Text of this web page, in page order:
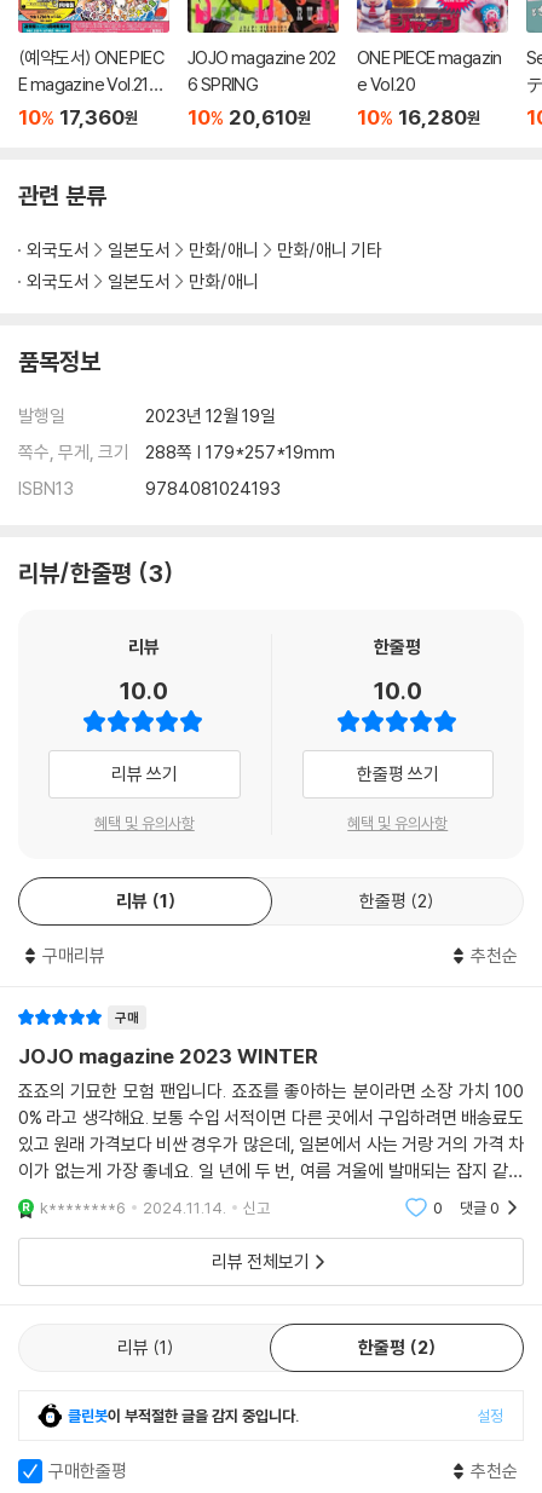
(예약도서) ONE PIEC
E magazine Vol.21
(출판사 사정으로 12월
10% 17,360원
JOJO magazine 202
6 SPRING
10% 20,610원
ONE PIECE magazin
e Vol.20
10% 16,280원
관련 분류
외국도서 일본도서 만화/애니
만화/애니 기타
외국도서
일본도서 만화/애니
품목정보
발행일
2023년 12월 19일
쪽수, 무게, 크기
288쪽 | 179*257*19mm
ISBN13
9784081024193
리뷰/한줄평 3
리뷰
10.0
리뷰 쓰기
혜택 및 유의사항
한줄평
10.0
한줄평 쓰기
혜택 및 유의사항
리뷰 1 한줄평 2
구매리뷰 추천순
구매
JOJO magazine 2023 WINTER
죠죠의 기묘한 모험 팬입니다. 죠죠를 좋아하는 분이라면 소장 가치 100
0% 라고 생각해요. 보통 수입 서적이면 다른 곳에서 구입하려면 배송료도
있고 원래 가격보다 비싼 경우가 많은데, 일본에서 사는 거랑 거의 가격 차
이가 없는게 가장 좋네요. 일 년에 두 번, 여름 겨울에 발매되는 잡지 같은
데 앞으로 계속 발매된다면 꾸준히 사 모으고 싶습니다. 내용도 정말 알차
요. 작가인 아라
k********6 2024.11.14. 신고 0 댓글0
리뷰 전체보기
리뷰 1 한줄평 2
클린봇이 부적절한 글을 감지 중입니다. 설정
구매한줄평 추천순